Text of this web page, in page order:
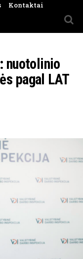
Kontaktai
nuotolinio
pagal LAT